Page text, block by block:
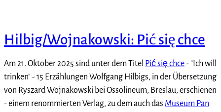
Hilbig/Wojnakowski: Pić się chce
Am 21. Oktober 2025 sind unter dem Titel Pić się chce- "Ich will
trinken" - 15 Erzählungen Wolfgang Hilbigs, in der Übersetzung
von Ryszard Wojnakowski bei Ossolineum, Breslau, erschienen
- einem renommierten Verlag, zu dem auch das Museum Pan